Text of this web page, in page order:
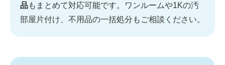
品もまとめて対応可能です。ワンルームや1Kの汚
部屋片付け、不用品の一括処分もご相談ください。